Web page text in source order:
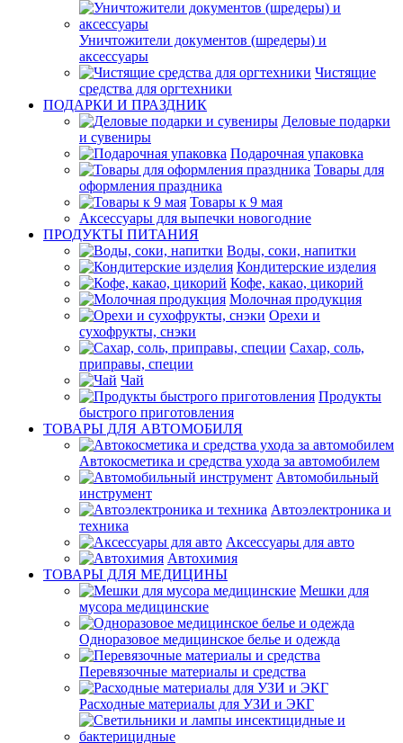
Уничтожители документов (шредеры) и
аксессуары
Чистящие
средства для оргтехники
ПОДАРКИ И ПРАЗДНИК
Деловые подарки
и сувениры
Подарочная упаковка
Товары для
оформления праздника
Товары к 9 мая
Аксессуары для выпечки новогодние
ПРОДУКТЫ ПИТАНИЯ
Воды, соки, напитки
Кондитерские изделия
Кофе, какао, цикорий
Молочная продукция
Орехи и
сухофрукты, снэки
Сахар, соль,
приправы, специи
Чай
Продукты
быстрого приготовления
ТОВАРЫ ДЛЯ АВТОМОБИЛЯ
Автокосметика и средства ухода за автомобилем
Автомобильный
инструмент
Автоэлектроника и
техника
Аксессуары для авто
Автохимия
ТОВАРЫ ДЛЯ МЕДИЦИНЫ
Мешки для
мусора медицинские
Одноразовое медицинское белье и одежда
Перевязочные материалы и средства
Расходные материалы для УЗИ и ЭКГ